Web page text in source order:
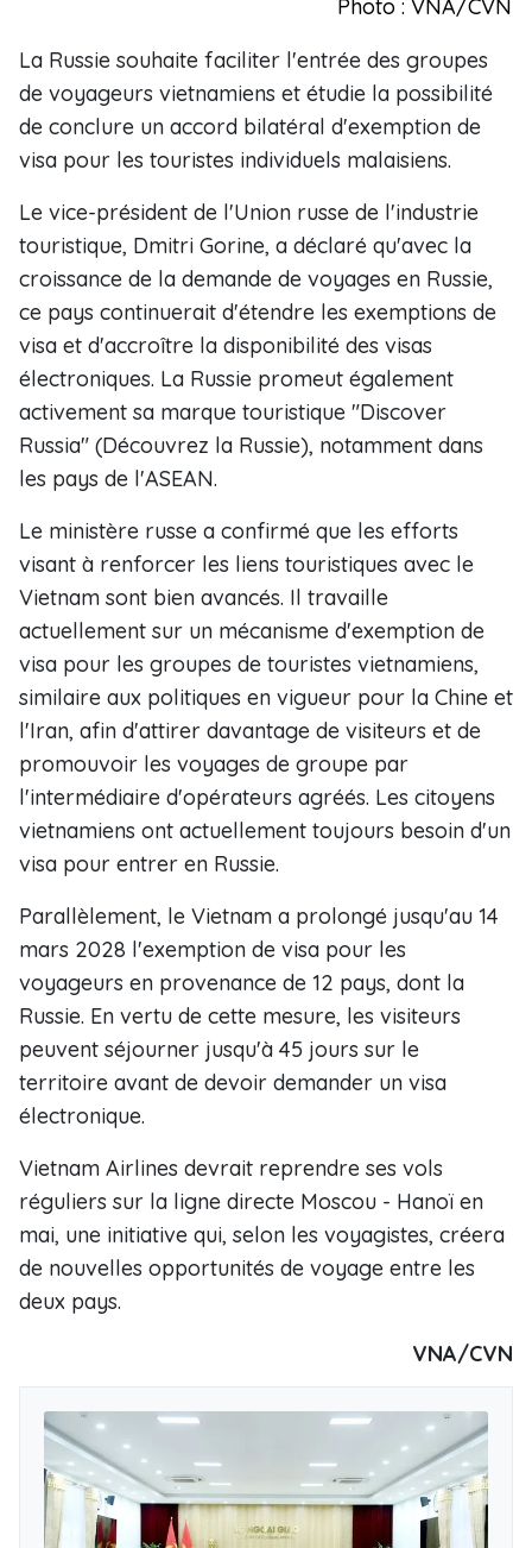
Photo : VNA/CVN
La Russie souhaite faciliter l'entrée des groupes
de voyageurs vietnamiens et étudie la possibilité
de conclure un accord bilatéral d'exemption de
visa pour les touristes individuels malaisiens.
Le vice-président de l'Union russe de l'industrie
touristique, Dmitri Gorine, a déclaré qu'avec la
croissance de la demande de voyages en Russie,
ce pays continuerait d'étendre les exemptions de
visa et d'accroître la disponibilité des visas
électroniques. La Russie promeut également
activement sa marque touristique "Discover
Russia" (Découvrez la Russie), notamment dans
les pays de l'ASEAN.
Le ministère russe a confirmé que les efforts
visant à renforcer les liens touristiques avec le
Vietnam sont bien avancés. Il travaille
actuellement sur un mécanisme d'exemption de
visa pour les groupes de touristes vietnamiens,
similaire aux politiques en vigueur pour la Chine et
l'Iran, afin d'attirer davantage de visiteurs et de
promouvoir les voyages de groupe par
l'intermédiaire d'opérateurs agréés. Les citoyens
vietnamiens ont actuellement toujours besoin d'un
visa pour entrer en Russie.
Parallèlement, le Vietnam a prolongé jusqu'au 14
mars 2028 l'exemption de visa pour les
voyageurs en provenance de 12 pays, dont la
Russie. En vertu de cette mesure, les visiteurs
peuvent séjourner jusqu'à 45 jours sur le
territoire avant de devoir demander un visa
électronique.
Vietnam Airlines devrait reprendre ses vols
réguliers sur la ligne directe Moscou - Hanoï en
mai, une initiative qui, selon les voyagistes, créera
de nouvelles opportunités de voyage entre les
deux pays.
VNA/CVN